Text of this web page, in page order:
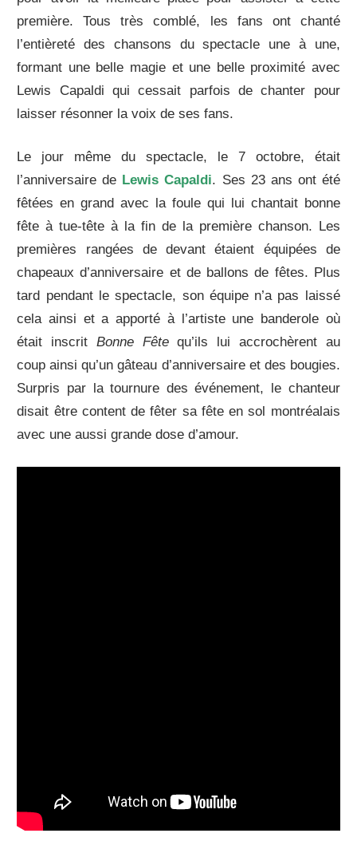
première. Tous très comblé, les fans ont chanté
l’entièreté des chansons du spectacle une à une,
formant une belle magie et une belle proximité avec
Lewis Capaldi qui cessait parfois de chanter pour
laisser résonner la voix de ses fans.
Le jour même du spectacle, le 7 octobre, était
l’anniversaire de Lewis Capaldi. Ses 23 ans ont été
fêtées en grand avec la foule qui lui chantait bonne
fête à tue-tête à la fin de la première chanson. Les
premières rangées de devant étaient équipées de
chapeaux d’anniversaire et de ballons de fêtes. Plus
tard pendant le spectacle, son équipe n’a pas laissé
cela ainsi et a apporté à l’artiste une banderole où
était inscrit Bonne Fêtequ’ils lui accrochèrent au
coup ainsi qu’un gâteau d’anniversaire et des bougies.
Surpris par la tournure des événement, le chanteur
disait être content de fêter sa fête en sol montréalais
avec une aussi grande dose d’amour.